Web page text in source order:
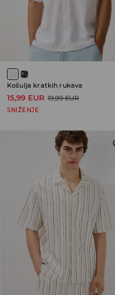
Košulja kratkih rukava
15,99 EUR 19,99 EUR
SNIŽENJE